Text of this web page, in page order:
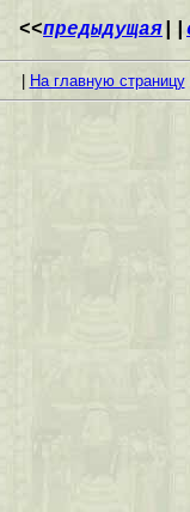
<<предыдущая
На главную страницу